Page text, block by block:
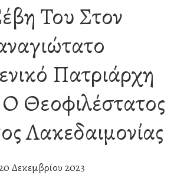
Του Στον
Πατριάρχη
Θεοφιλέστατος
Λακεδαιμονίας
Δεκεμβρίου 2023